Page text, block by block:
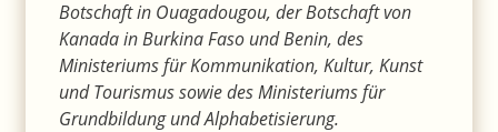
Botschaft in Ouagadougou, der Botschaft von
Kanada in Burkina Faso und Benin, des
Ministeriums für Kommunikation, Kultur, Kunst
und Tourismus sowie des Ministeriums für
Grundbildung und Alphabetisierung.